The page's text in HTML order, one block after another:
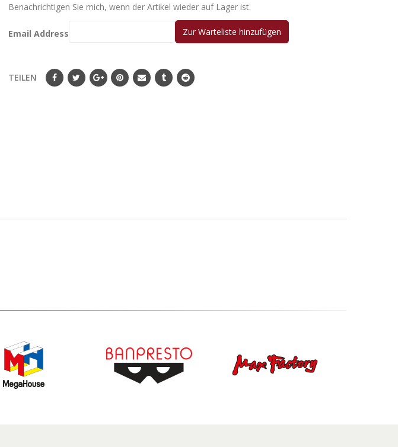
Benachrichtigen Sie mich, wenn der Artikel wieder auf Lager ist.
Email Address
TEILEN